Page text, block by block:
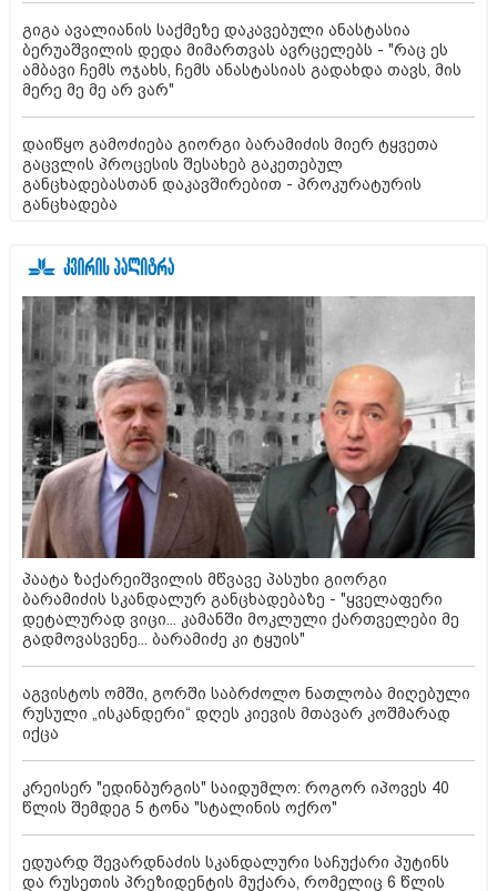
გიგა ავალიანის საქმეზე დაკავებული ანასტასია
ბერუაშვილის დედა მიმართვას ავრცელებს - "რაც ეს
ამბავი ჩემს ოჯახს, ჩემს ანასტასიას გადახდა თავს, მის
მერე მე მე არ ვარ"
დაიწყო გამოძიება გიორგი ბარამიძის მიერ ტყვეთა
გაცვლის პროცესის შესახებ გაკეთებულ
განცხადებასთან დაკავშირებით - პროკურატურის
განცხადება
პაატა ზაქარეიშვილის მწვავე პასუხი გიორგი
ბარამიძის სკანდალურ განცხადებაზე - "ყველაფერი
დეტალურად ვიცი... კამანში მოკლული ქართველები მე
გადმოვასვენე... ბარამიძე კი ტყუის"
აგვისტოს ომში, გორში საბრძოლო ნათლობა მიღებული
რუსული „ისკანდერი“ დღეს კიევის მთავარ კოშმარად
იქცა
კრეისერ "ედინბურგის" საიდუმლო: როგორ იპოვეს 40
წლის შემდეგ 5 ტონა "სტალინის ოქრო"
ედუარდ შევარდნაძის სკანდალური საჩუქარი პუტინს
და რუსეთის პრეზიდენტის მუქარა, რომელიც 6 წლის